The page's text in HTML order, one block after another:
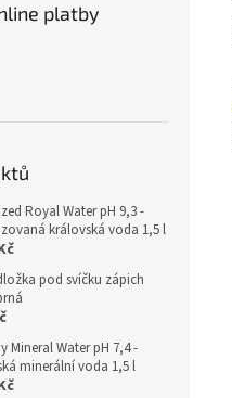
platby
Royal Water pH 9,3 -
královská voda 1,5 l
pod svíčku zápich
Mineral Water pH 7,4 -
minerální voda 1,5 l